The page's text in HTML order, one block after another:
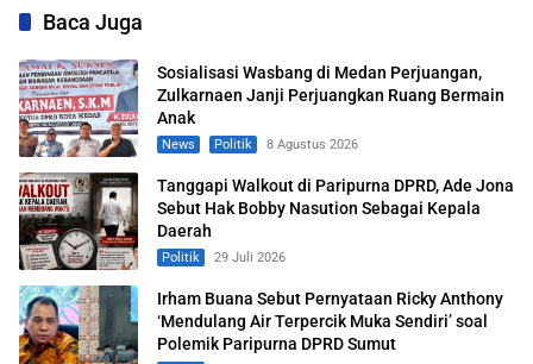
SumutBaca Juga
Sosialisasi Wasbang di Medan Perjuangan,
Zulkarnaen Janji Perjuangkan Ruang Bermain
Anak
News Politik 8 Agustus 2026
Tanggapi Walkout di Paripurna DPRD, Ade Jona
Sebut Hak Bobby Nasution Sebagai Kepala
Daerah
Politik 29 Juli 2026
Irham Buana Sebut Pernyataan Ricky Anthony
‘Mendulang Air Terpercik Muka Sendiri’ soal
Polemik Paripurna DPRD Sumut